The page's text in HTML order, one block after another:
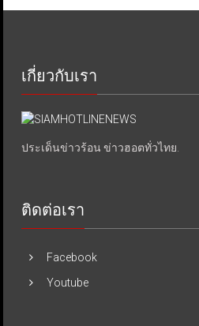
เกี่ยวกับเรา
ประเด็นข่าวร้อน ข่าวฮอตทั่วไทย.
ติดต่อเรา
Facebook
Youtube